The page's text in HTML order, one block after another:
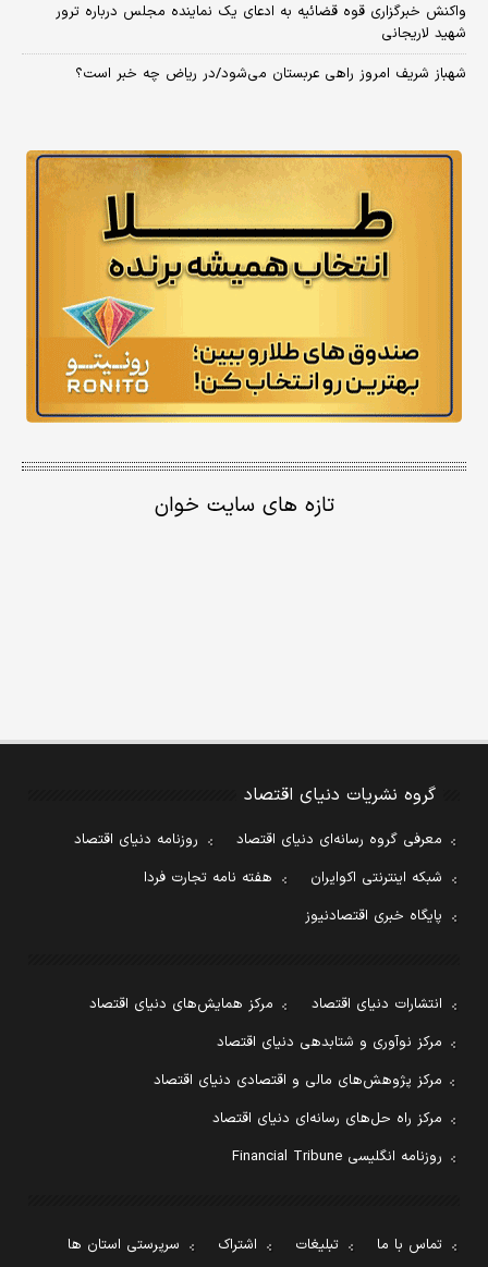
واکنش خبرگزاری قوه قضائیه به ادعای یک نماینده مجلس درباره ترور
شهید لاریجانی
شهباز شریف امروز راهی عربستان می‌شود/در ریاض چه خبر است؟
تازه های سایت خوان
گروه نشریات دنیای اقتصاد
معرفی گروه رسانه‌ای دنیای اقتصاد
روزنامه دنیای اقتصاد
شبکه اینترنتی اکوایران
هفته نامه تجارت فردا
پایگاه خبری اقتصادنیوز
انتشارات دنیای اقتصاد
مرکز همایش‌های دنیای اقتصاد
مرکز نوآوری و شتابدهی دنیای اقتصاد
مرکز پژوهش‌های مالی و اقتصادی دنیای اقتصاد
مرکز راه حل‌های رسانه‌ای دنیای اقتصاد
روزنامه انگلیسی Financial Tribune
تماس با ما تبلیغات اشتراک سرپرستی استان ها